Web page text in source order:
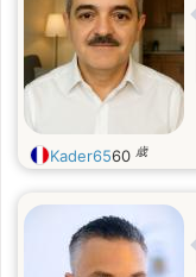
Kader6560 歳